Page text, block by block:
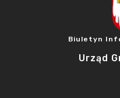
Biuletyn
Urząd